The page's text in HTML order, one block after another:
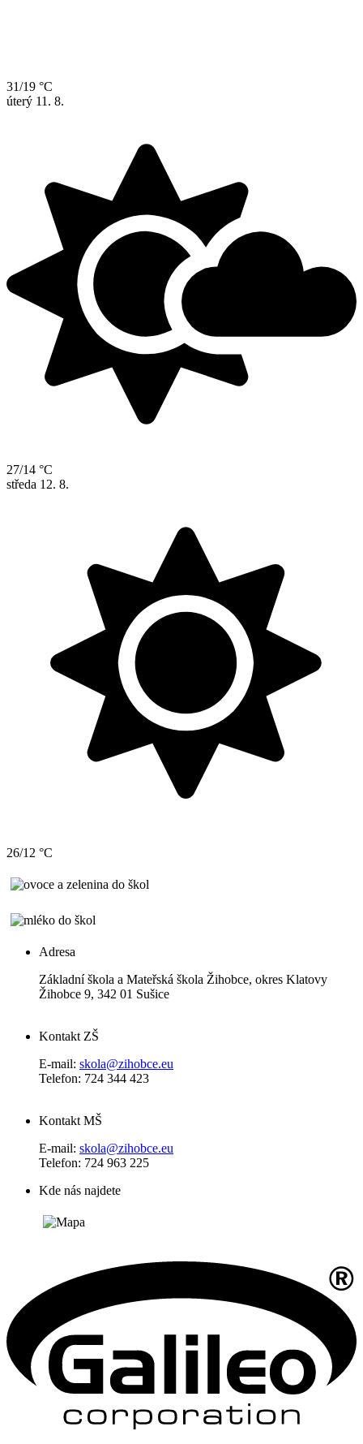
31/19 °C
úterý 11. 8.
27/14 °C
středa 12. 8.
26/12 °C
Adresa
Základní škola a Mateřská škola Žihobce, okres Klatovy
Žihobce 9, 342 01 Sušice
Kontakt ZŠ
E-mail: skola@zihobce.eu
Telefon: 724 344 423
Kontakt MŠ
E-mail: skola@zihobce.eu
Telefon: 724 963 225
Kde nás najdete